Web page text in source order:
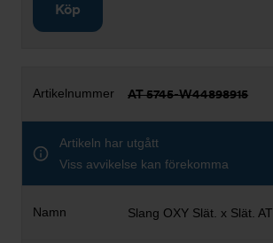
Köp
AT 5745-W44898915
Artikeln har utgått
Viss avvikelse kan förekomma
Slang OXY Slät. x Slät. AT